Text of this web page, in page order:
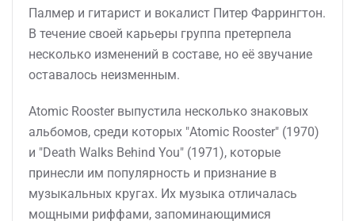
Палмер и гитарист и вокалист Питер Фаррингтон.
В течение своей карьеры группа претерпела
несколько изменений в составе, но её звучание
оставалось неизменным.
Atomic Rooster выпустила несколько знаковых
альбомов, среди которых "Atomic Rooster" (1970)
и "Death Walks Behind You" (1971), которые
принесли им популярность и признание в
музыкальных кругах. Их музыка отличалась
мощными риффами, запоминающимися